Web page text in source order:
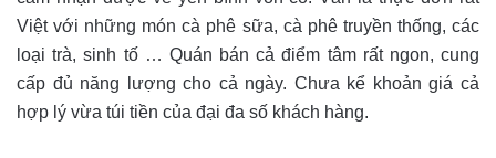
Việt với những món cà phê sữa, cà phê truyền thống, các
loại trà, sinh tố … Quán bán cả điểm tâm rất ngon, cung
cấp đủ năng lượng cho cả ngày. Chưa kể khoản giá cả
hợp lý vừa túi tiền của đại đa số khách hàng.